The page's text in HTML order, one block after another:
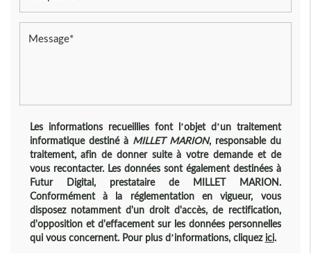
Les informations recueillies font l’objet d’un traitement
informatique destiné à
MILLET MARION, responsable du
traitement, afin de donner suite à votre demande et de
vous recontacter. Les données sont également destinées à
Futur Digital, prestataire de MILLET MARION.
Conformément à la réglementation en vigueur, vous
disposez notamment d'un droit d'accès, de rectification,
d'opposition et d'effacement sur les données personnelles
qui vous concernent. Pour plus d’informations, cliquezici.